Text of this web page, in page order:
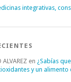
integrativas,
en ¿Sabías
y un